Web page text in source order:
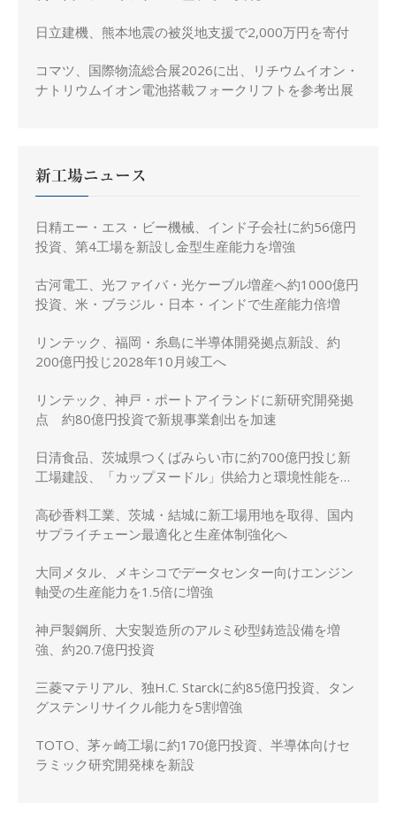
日立建機、熊本地震の被災地支援で2,000万円を寄付
コマツ、国際物流総合展2026に出、リチウムイオン・
ナトリウムイオン電池搭載フォークリフトを参考出展
新工場ニュース
日精エー・エス・ビー機械、インド子会社に約56億円
投資、第4工場を新設し金型生産能力を増強
古河電工、光ファイバ・光ケーブル増産へ約1000億円
投資、米・ブラジル・日本・インドで生産能力倍増
リンテック、福岡・糸島に半導体開発拠点新設、約
200億円投じ2028年10月竣工へ
リンテック、神戸・ポートアイランドに新研究開発拠
点 約80億円投資で新規事業創出を加速
日清食品、茨城県つくばみらい市に約700億円投じ新
工場建設、「カップヌードル」供給力と環境性能を強
高砂香料工業、茨城・結城に新工場用地を取得、国内
サプライチェーン最適化と生産体制強化へ
大同メタル、メキシコでデータセンター向けエンジン
軸受の生産能力を1.5倍に増強
神戸製鋼所、大安製造所のアルミ砂型鋳造設備を増
強、約20.7億円投資
三菱マテリアル、独H.C. Starckに約85億円投資、タン
グステンリサイクル能力を5割増強
TOTO、茅ヶ崎工場に約170億円投資、半導体向けセ
ラミック研究開発棟を新設